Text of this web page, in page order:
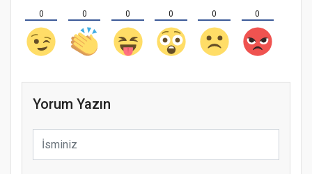
0 0 0 0 0 0
Yorum Yazın